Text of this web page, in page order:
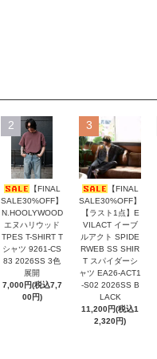
2
【FINAL
SALE30%OFF】
N.HOOLYWOOD
エヌハリウッド
TPES T-SHIRT T
シャツ 9261-CS
83 2026SS 3色
展開
7,000円(税込7,7
00円)
3
【FINAL
SALE30%OFF】
【ラスト1点】E
VILACT イーブ
ルアクト SPIDE
RWEB SS SHIR
T スパイダーシ
ャツ EA26-ACT1
-S02 2026SS B
LACK
11,200円(税込1
2,320円)